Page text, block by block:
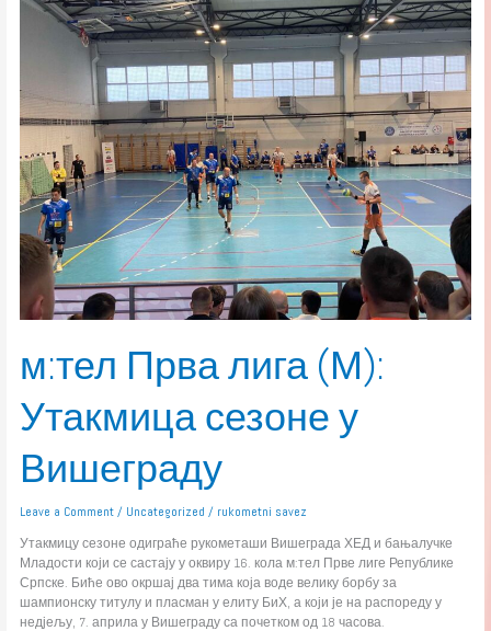
м:тел Прва лига (М):
Утакмица сезоне у
Вишеграду
Leave a Comment / Uncategorized / rukometni savez
Утакмицу сезоне одиграће рукометаши Вишеграда ХЕД и бањалучке
Младости који се састају у оквиру 16. кола м:тел Прве лиге Републике
Српске. Биће ово окршај два тима која воде велику борбу за
шампионску титулу и пласман у елиту БиХ, а који је на распореду у
недјељу, 7. априла у Вишеграду са почетком од 18 часова.
Прва
сезоне
у
Вишеграду